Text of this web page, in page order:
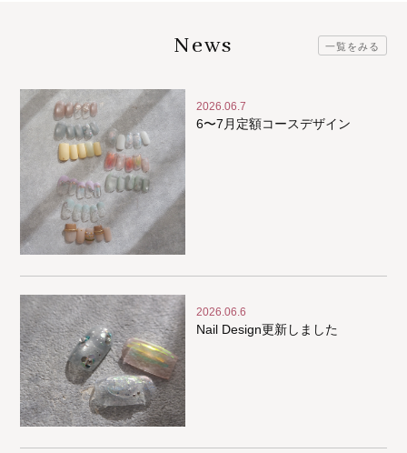
News 一覧をみる
2026.06.7
6〜7月定額コースデザイン
2026.06.6
Nail Design更新しました